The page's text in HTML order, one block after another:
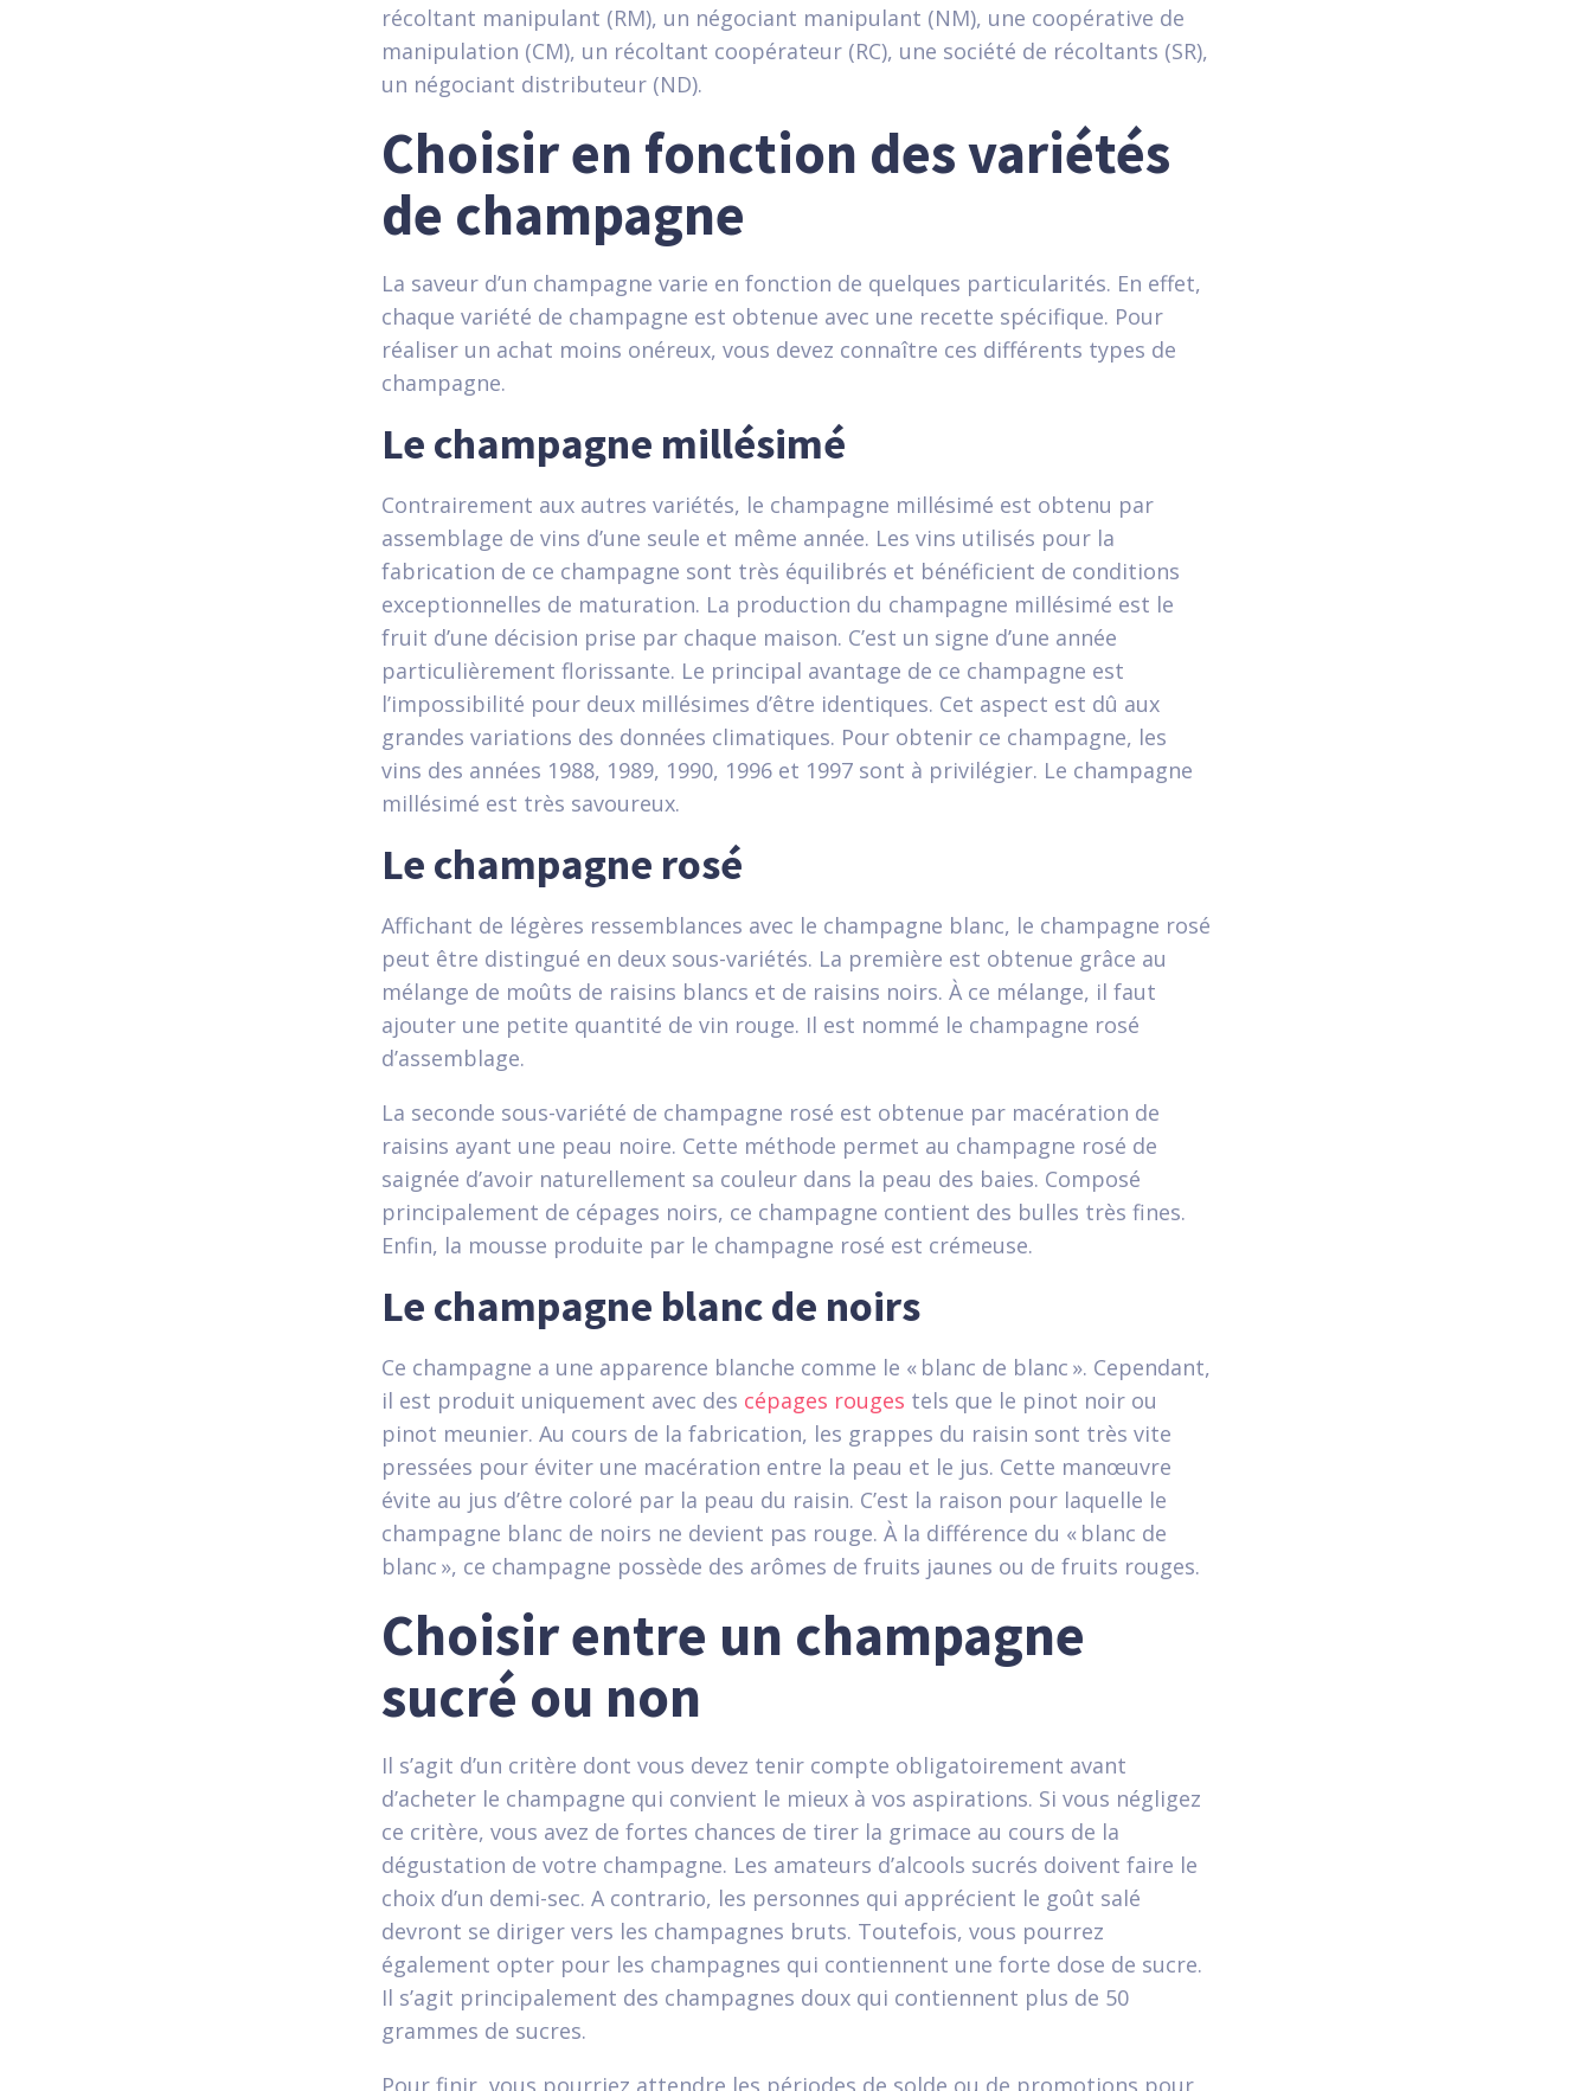
récoltant manipulant (RM), un négociant manipulant (NM), une coopérative de
manipulation (CM), un récoltant coopérateur (RC), une société de récoltants (SR),
un négociant distributeur (ND).
Choisir en fonction des variétés
de champagne
La saveur d’un champagne varie en fonction de quelques particularités. En effet,
chaque variété de champagne est obtenue avec une recette spécifique. Pour
réaliser un achat moins onéreux, vous devez connaître ces différents types de
champagne.
Le champagne millésimé
Contrairement aux autres variétés, le champagne millésimé est obtenu par
assemblage de vins d’une seule et même année. Les vins utilisés pour la
fabrication de ce champagne sont très équilibrés et bénéficient de conditions
exceptionnelles de maturation. La production du champagne millésimé est le
fruit d’une décision prise par chaque maison. C’est un signe d’une année
particulièrement florissante. Le principal avantage de ce champagne est
l’impossibilité pour deux millésimes d’être identiques. Cet aspect est dû aux
grandes variations des données climatiques. Pour obtenir ce champagne, les
vins des années 1988, 1989, 1990, 1996 et 1997 sont à privilégier. Le champagne
millésimé est très savoureux.
Le champagne rosé
Affichant de légères ressemblances avec le champagne blanc, le champagne rosé
peut être distingué en deux sous-variétés. La première est obtenue grâce au
mélange de moûts de raisins blancs et de raisins noirs. À ce mélange, il faut
ajouter une petite quantité de vin rouge. Il est nommé le champagne rosé
d’assemblage.
La seconde sous-variété de champagne rosé est obtenue par macération de
raisins ayant une peau noire. Cette méthode permet au champagne rosé de
saignée d’avoir naturellement sa couleur dans la peau des baies. Composé
principalement de cépages noirs, ce champagne contient des bulles très fines.
Enfin, la mousse produite par le champagne rosé est crémeuse.
Le champagne blanc de noirs
Ce champagne a une apparence blanche comme le « blanc de blanc ». Cependant,
il est produit uniquement avec des cépages rouges tels que le pinot noir ou
pinot meunier. Au cours de la fabrication, les grappes du raisin sont très vite
pressées pour éviter une macération entre la peau et le jus. Cette manœuvre
évite au jus d’être coloré par la peau du raisin. C’est la raison pour laquelle le
champagne blanc de noirs ne devient pas rouge. À la différence du « blanc de
blanc », ce champagne possède des arômes de fruits jaunes ou de fruits rouges.
Choisir entre un champagne
sucré ou non
Il s’agit d’un critère dont vous devez tenir compte obligatoirement avant
d’acheter le champagne qui convient le mieux à vos aspirations. Si vous négligez
ce critère, vous avez de fortes chances de tirer la grimace au cours de la
dégustation de votre champagne. Les amateurs d’alcools sucrés doivent faire le
choix d’un demi-sec. A contrario, les personnes qui apprécient le goût salé
devront se diriger vers les champagnes bruts. Toutefois, vous pourrez
également opter pour les champagnes qui contiennent une forte dose de sucre.
Il s’agit principalement des champagnes doux qui contiennent plus de 50
grammes de sucres.
Pour finir, vous pourriez attendre les périodes de solde ou de promotions pour